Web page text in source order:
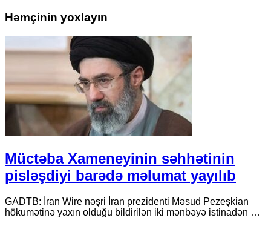
Həmçinin yoxlayın
Müctəba Xameneyinin səhhətinin
pisləşdiyi barədə məlumat yayılıb
GADTB: İran Wire nəşri İran prezidenti Məsud Pezeşkian
hökumətinə yaxın olduğu bildirilən iki mənbəyə istinadən …